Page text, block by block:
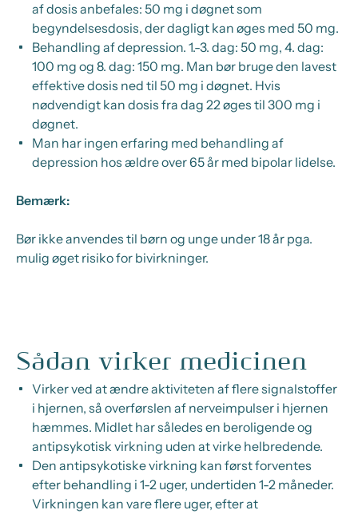
af dosis anbefales: 50 mg i døgnet som
begyndelsesdosis, der dagligt kan øges med 50 mg.
Behandling af depression. 1.-3. dag: 50 mg, 4. dag:
100 mg og 8. dag: 150 mg. Man bør bruge den lavest
effektive dosis ned til 50 mg i døgnet. Hvis
nødvendigt kan dosis fra dag 22 øges til 300 mg i
døgnet.
Man har ingen erfaring med behandling af
depression hos ældre over 65 år med bipolar lidelse.
Bemærk:
Bør ikke anvendes til børn og unge under 18 år pga.
mulig øget risiko for bivirkninger.
Sådan virker medicinen
Virker ved at ændre aktiviteten af flere signalstoffer
i hjernen, så overførslen af nerveimpulser i hjernen
hæmmes. Midlet har således en beroligende og
antipsykotisk virkning uden at virke helbredende.
Den antipsykotiske virkning kan først forventes
efter behandling i 1-2 uger, undertiden 1-2 måneder.
Virkningen kan vare flere uger, efter at